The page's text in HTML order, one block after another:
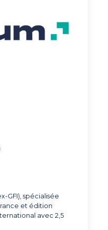
GFI), spécialisée
et édition
avec 2,5